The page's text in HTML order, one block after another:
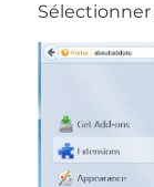
Sélectionner